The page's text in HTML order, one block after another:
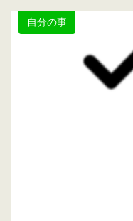
自分の事